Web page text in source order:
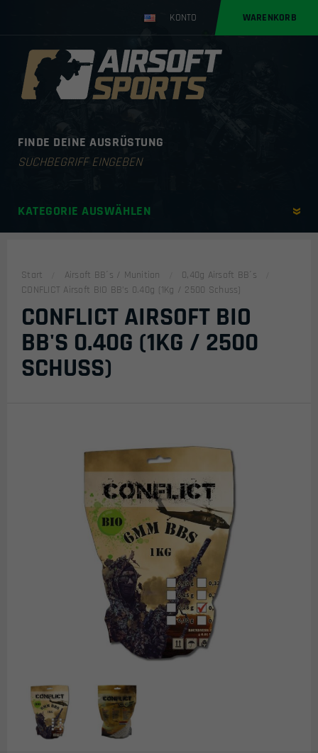
KONTO WARENKORB
FINDE DEINE AUSRÜSTUNG
Products
KATEGORIE AUSWÄHLEN
Start Airsoft BB´s / Munition
0,40g Airsoft BB´s
CONFLICT Airsoft BIO BB’s 0.40g (1Kg / 2500 Schuss)
CONFLICT AIRSOFT BIO
BB'S 0.40G (1KG / 2500
SCHUSS)